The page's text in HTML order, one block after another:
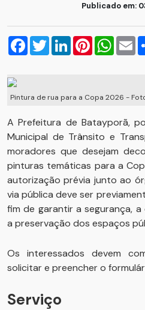
Publicado em:
Facebook
TwitterLinkedInPinterest
Pintura de rua para a Copa 2026 -
A Prefeitura de Batayporã,
Municipal de Trânsito e
moradores que desejam
pinturas temáticas para a
autorização prévia junto ao
via pública deve ser
fim de garantir a segurança,
a preservação dos espaços
Os interessados devem
solicitar e preencher o
Serviço